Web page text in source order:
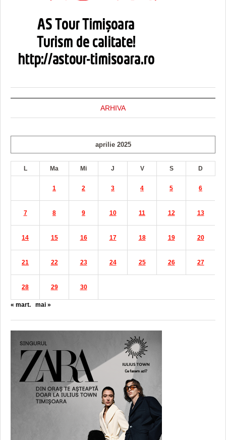
ARHIVA
aprilie 2025
L Ma Mi J V S D
1 2 3 4 5 6
7 8 9 10 11 12 13
14 15 16 17 18 19 20
21 22 23 24 25 26 27
28 29 30
« mart. mai »